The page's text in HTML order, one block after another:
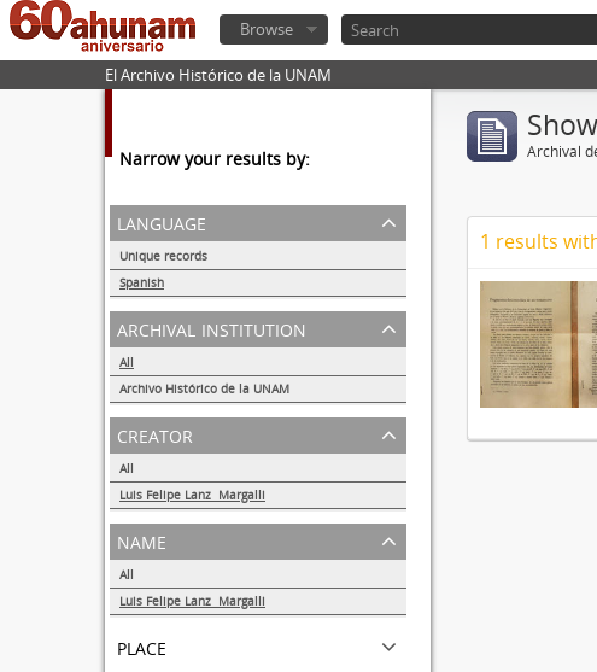
Browse
El Archivo Histórico de la UNAM
Narrow your results by:
language
Unique records
Spanish
1
archival institution
All
Archivo Histórico de la UNAM
1
creator
All
Luis Felipe Lanz Margalli
1
name
All
Luis Felipe Lanz Margalli
place
Archival
1 results